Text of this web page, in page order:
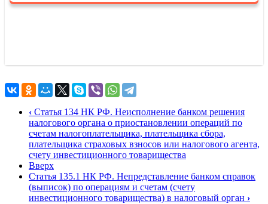
‹ Статья 134 НК РФ. Неисполнение банком решения
налогового органа о приостановлении операций по
счетам налогоплательщика, плательщика сбора,
плательщика страховых взносов или налогового агента,
счету инвестиционного товарищества
Вверх
Статья 135.1 НК РФ. Непредставление банком справок
(выписок) по операциям и счетам (счету
инвестиционного товарищества) в налоговый орган ›